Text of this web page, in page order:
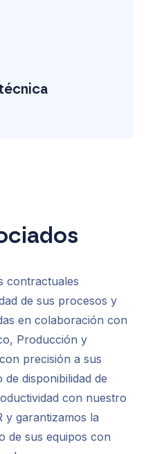
contractuales
de sus procesos y
en colaboración con
Producción y
precisión a sus
disponibilidad de
con nuestro
y garantizamos la
de sus equipos con